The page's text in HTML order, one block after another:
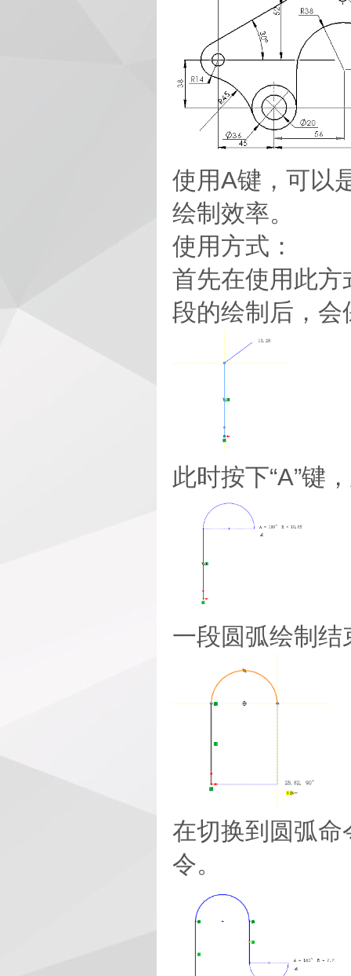
使用A键，可以
绘制效率。
使用方式：
首先在使用此
段的绘制后，
此时按下“A”键
一段圆弧绘制
在切换到圆弧命
令。